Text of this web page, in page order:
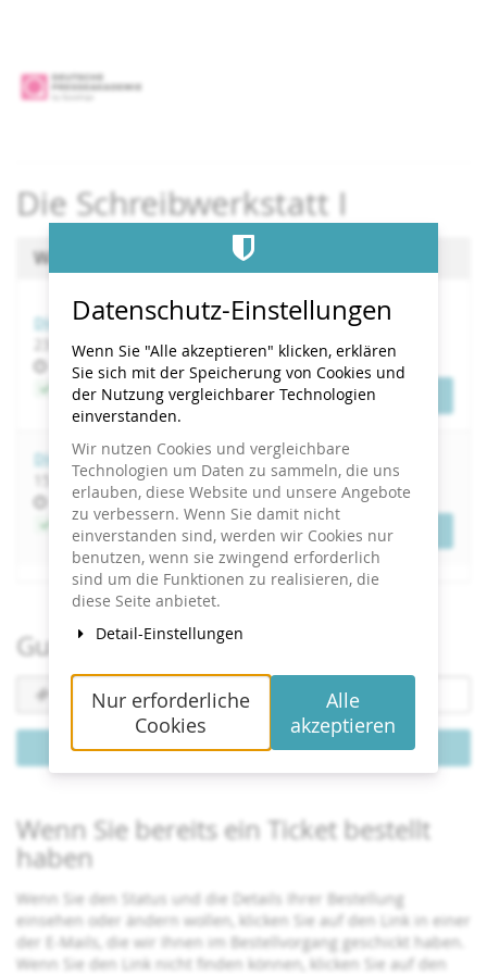
springen
Die Schreibwerkstatt I
Wählen Sie einen Termin aus
Die Schreibwerkstatt I
23.
bis
24. November 2026
Uhrzeit
10:00
Jetzt buchen Tickets
Die Schreibwerkstatt I
bis
16. März 2027
Uhrzeit
10:00
Jetzt buchen Tickets
Gutschein einlösen
Gutscheincode
erforderlich
Gutschein einlösen
Wenn Sie bereits ein Ticket bestellt
haben
Wenn Sie den Status und die Details Ihrer Bestellung
einsehen oder ändern wollen, klicken Sie auf den Link in einer
der E-Mails, die wir Ihnen im Bestellvorgang geschickt haben.
Wenn Sie den Link nicht finden können, klicken Sie auf den
Datenschutz-Einstellungen
Wenn Sie "Alle akzeptieren" klicken, erklären
Sie sich mit der Speicherung von Cookies und
der Nutzung vergleichbarer Technologien
einverstanden.
Wir nutzen Cookies und vergleichbare
Technologien um Daten zu sammeln, die uns
erlauben, diese Website und unsere Angebote
zu verbessern. Wenn Sie damit nicht
einverstanden sind, werden wir Cookies nur
benutzen, wenn sie zwingend erforderlich
sind um die Funktionen zu realisieren, die
diese Seite anbietet.
Detail-Einstellungen
Nur erforderliche
Cookies
Alle
akzeptieren